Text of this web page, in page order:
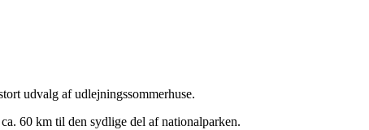
udvalg af udlejningssommerhuse.
ca. 60 km til den sydlige del af nationalparken.